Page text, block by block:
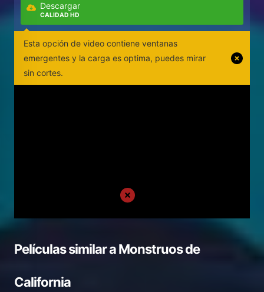
Descargar
CALIDAD HD
Esta opción de video contiene ventanas
emergentes y la carga es optima, puedes mirar
sin cortes.
Películas similar aMonstruos de
California